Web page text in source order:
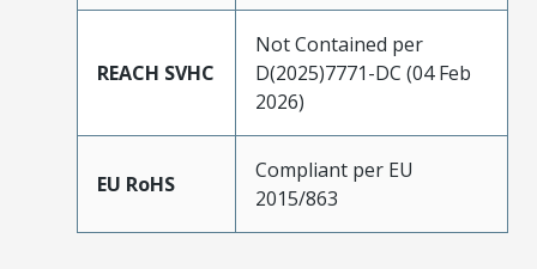
REACH SVHC
Not Contained per
D(2025)7771-DC (04 Feb
2026)
EU RoHS
Compliant per EU
2015/863